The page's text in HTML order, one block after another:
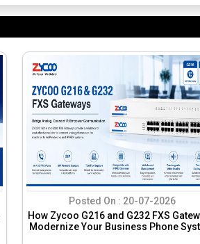
Posted On : 20-07-2026
How Zycoo G216 and G232 FXS
Modernize Your Business Phone